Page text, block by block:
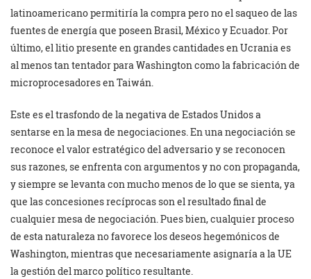
latinoamericano permitiría la compra pero no el saqueo de las
fuentes de energía que poseen Brasil, México y Ecuador. Por
último, el litio presente en grandes cantidades en Ucrania es
al menos tan tentador para Washington como la fabricación de
microprocesadores en Taiwán.
Este es el trasfondo de la negativa de Estados Unidos a
sentarse en la mesa de negociaciones. En una negociación se
reconoce el valor estratégico del adversario y se reconocen
sus razones, se enfrenta con argumentos y no con propaganda,
y siempre se levanta con mucho menos de lo que se sienta, ya
que las concesiones recíprocas son el resultado final de
cualquier mesa de negociación. Pues bien, cualquier proceso
de esta naturaleza no favorece los deseos hegemónicos de
Washington, mientras que necesariamente asignaría a la UE
la gestión del marco político resultante.